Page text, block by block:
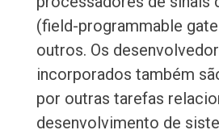
(field-programmable
outros. Os
incorporados também
por outras tarefas
desenvolvimento de